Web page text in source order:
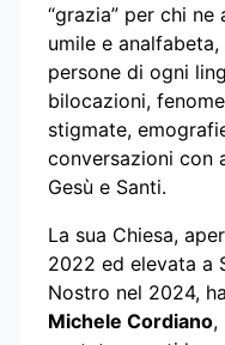
“grazia” per chi
umile e
persone di ogni
bilocazioni,
stigmate,
conversazioni con
Gesù e Santi.
La sua Chiesa,
2022 ed elevata a
Nostro nel 2024,
Michele Cordiano,